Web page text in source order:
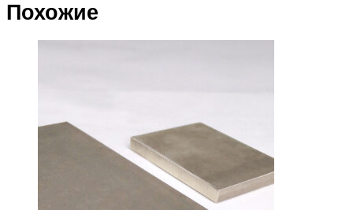
Похожие